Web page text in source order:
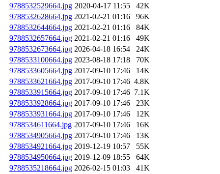
9788532529664.jpg 2020-04-17 11:55
42K
9788532628664.jpg 2021-02-21 01:16
96K
9788532644664.jpg 2021-02-21 01:16
84K
9788532657664.jpg 2021-02-21 01:16
49K
9788532673664.jpg 2026-04-18 16:54
24K
9788533100664.jpg 2023-08-18 17:18
70K
9788533605664.jpg 2017-09-10 17:46
14K
9788533621664.jpg 2017-09-10 17:46 4.8K
9788533915664.jpg 2017-09-10 17:46 7.1K
9788533928664.jpg 2017-09-10 17:46
23K
9788533931664.jpg 2017-09-10 17:46
12K
9788534611664.jpg 2017-09-10 17:46
16K
9788534905664.jpg 2017-09-10 17:46
13K
9788534921664.jpg 2019-12-19 10:57
55K
9788534950664.jpg 2019-12-09 18:55
64K
9788535218664.jpg 2026-02-15 01:03
41K